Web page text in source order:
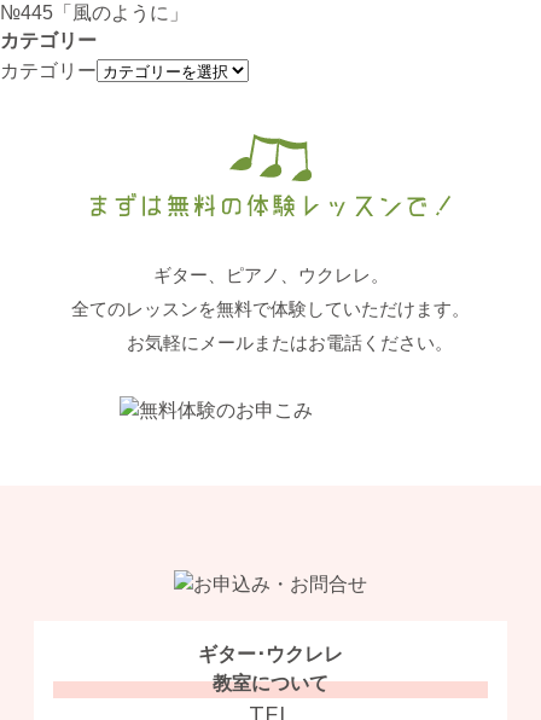
№445「風のように」
カテゴリー
カテゴリー
ギター、ピアノ、ウクレレ。
全てのレッスンを無料で体験していただけます。
お気軽にメールまたはお電話ください。
ギター･ウクレレ
教室について